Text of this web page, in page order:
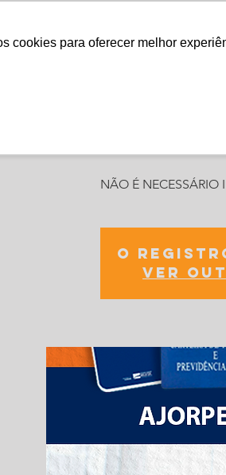
cookies para oferecer melhor
NÃO É NECESSÁRIO
O
Ver